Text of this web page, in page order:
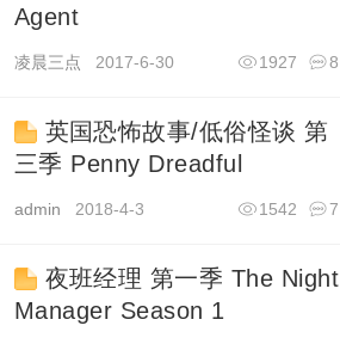
Agent
凌晨三点 2017-6-30 8
1927
英国恐怖故事/低俗怪谈 第
三季 Penny Dreadful
admin 2018-4-3 7
1542
夜班经理 第一季 The Night
Manager Season 1